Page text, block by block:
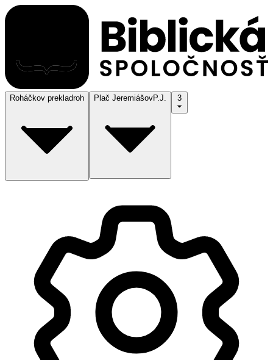
Roháčkov prekladroh Plač JeremiášovP.J.